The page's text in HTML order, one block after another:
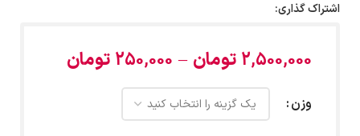
اشتراک گذاری:
2,500,000 تومان –
250,000 تومان
وزن